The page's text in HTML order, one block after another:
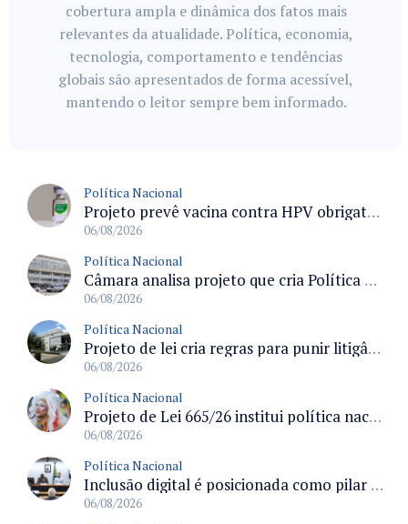
cobertura ampla e dinâmica dos fatos mais
relevantes da atualidade. Política, economia,
tecnologia, comportamento e tendências
globais são apresentados de forma acessível,
mantendo o leitor sempre bem informado.
Política Nacional
Projeto prevê vacina contra HPV obrigatória e testes moleculares para rastreamento do câncer do colo do útero
06/08/2026
Política Nacional
Câmara analisa projeto que cria Política Nacional de Qualificação e Valorização da Preceptoria na Residência Médica
06/08/2026
Política Nacional
Projeto de lei cria regras para punir litigância abusiva reversa e integrar sistemas do Judiciário
06/08/2026
Política Nacional
Projeto de Lei 665/26 institui política nacional para prevenção ao transfeminicídio e prevê medidas de proteção e reparação
06/08/2026
Política Nacional
Inclusão digital é posicionada como pilar essencial da reurbanização de favelas e periferias
06/08/2026